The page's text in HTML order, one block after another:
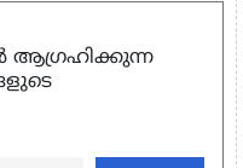
ആഗ്രഹിക്കുന്ന